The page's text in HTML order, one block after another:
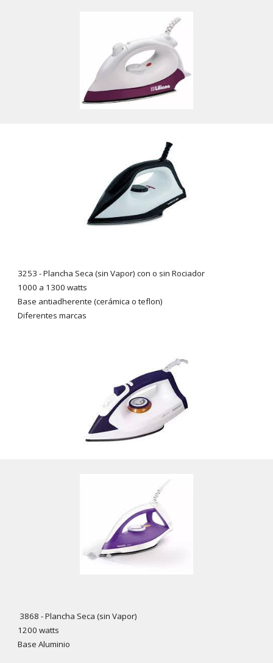
3253 - Plancha Seca (sin Vapor) con o sin Rociador
1000 a 1300 watts
Base antiadherente(cerámica o teflon)
Diferentes marcas
3868 - Plancha Seca (sin Vapor)
1200 watts
Base Aluminio